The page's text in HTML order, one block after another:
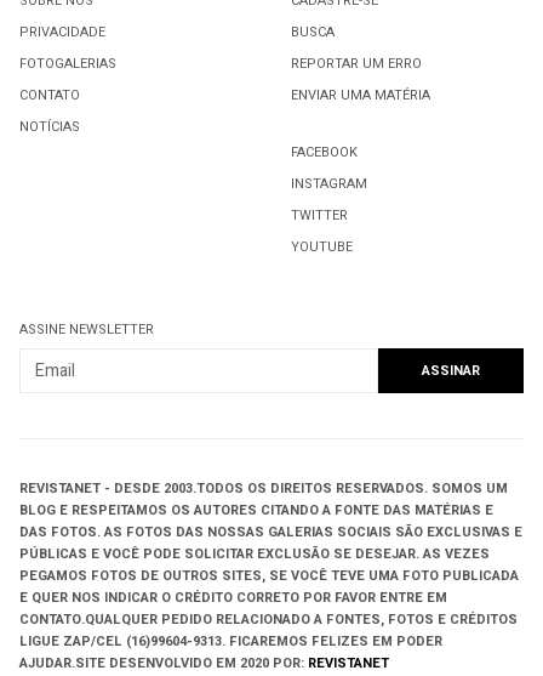
PRIVACIDADE
FOTOGALERIAS
CONTATO
NOTÍCIAS
BUSCA
REPORTAR UM ERRO
ENVIAR UMA MATÉRIA
FACEBOOK
INSTAGRAM
TWITTER
YOUTUBE
ASSINE NEWSLETTER
REVISTANET - DESDE 2003.TODOS OS DIREITOS RESERVADOS. SOMOS UM
BLOG E RESPEITAMOS OS AUTORES CITANDO A FONTE DAS MATÉRIAS E
DAS FOTOS. AS FOTOS DAS NOSSAS GALERIAS SOCIAIS SÃO EXCLUSIVAS E
PÚBLICAS E VOCÊ PODE SOLICITAR EXCLUSÃO SE DESEJAR. AS VEZES
PEGAMOS FOTOS DE OUTROS SITES, SE VOCÊ TEVE UMA FOTO PUBLICADA
E QUER NOS INDICAR O CRÉDITO CORRETO POR FAVOR ENTRE EM
CONTATO.QUALQUER PEDIDO RELACIONADO A FONTES, FOTOS E CRÉDITOS
LIGUE ZAP/CEL (16)99604-9313. FICAREMOS FELIZES EM PODER
AJUDAR.SITE DESENVOLVIDO EM 2020 POR: REVISTANET